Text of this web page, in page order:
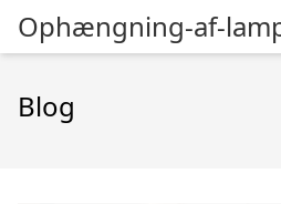
Ophængning-af-
Blog